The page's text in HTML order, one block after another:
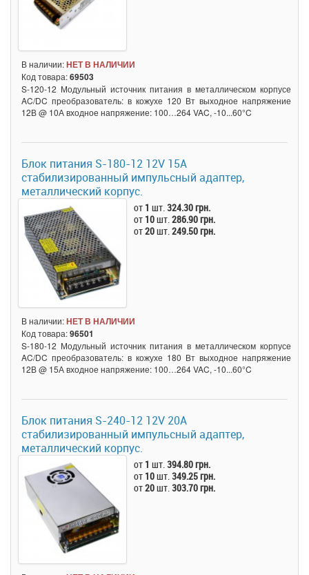
В наличии:НЕТ В НАЛИЧИИ
Код товара:69503
S-120-12 Модульный источник питания в металлическом корпусе
AC/DC преобразователь: в кожухе 120 Вт выходное напряжение
12В @ 10А входное напряжение: 100…264 VAC, -10...60°C
Блок питания S-180-12 12V 15A
стабилизированный импульсный адаптер,
металлический корпус.
от 1 шт.324.30 грн.
от 10шт.286.90 грн.
от20шт.249.50 грн.
В наличии:НЕТ В НАЛИЧИИ
Код товара:96501
S-180-12 Модульный источник питания в металлическом корпусе
AC/DC преобразователь: в кожухе 180 Вт выходное напряжение
12В @ 15А входное напряжение: 100…264 VAC, -10...60°C
Блок питания S-240-12 12V 20A
стабилизированный импульсный адаптер,
металлический корпус.
от 1 шт.394.80 грн.
от 10шт.349.25 грн.
от20шт.303.70 грн.